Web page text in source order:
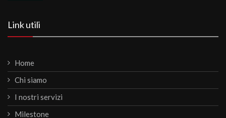
Link utili
Home
Chi siamo
I nostri servizi
Milestone